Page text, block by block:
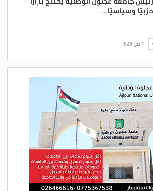
حزبيًا وسياسيًا…
1 من 628